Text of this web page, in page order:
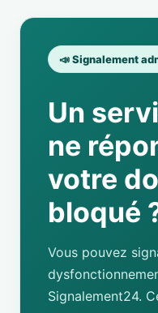
📣 Signalement
Un
ne
votre
bloqué
Vous pouvez
Signalement24.